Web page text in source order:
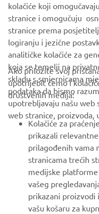
SLUŽBENO
CORPORATE
FOR BUSINESS
MORE YAMAHA
SUPPORT
BILTEN
kolačiće koji
stranice i omogučuju
stranice prema
logiranju i jezične
analitičke kolačiće za
koja se temelji na
skladu s smjernicama
podataka da bismo
upotrebljavaju našu web
web stranice, proizvoda,
Ako priložite svoj
upotrijebit ćemo i
društvenih medija:
Kolačiće za
prikazali
prilagođenih vama
stranicama trećih
medijske
vašeg
prikazani proizvodi
vašu košaru za